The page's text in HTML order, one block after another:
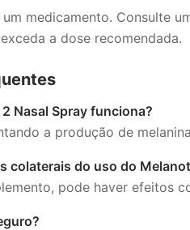
medicamento. Consulte
a dose recomendada.
Nasal Spray funciona?
a produção de
colaterais do uso do
pode haver efeitos